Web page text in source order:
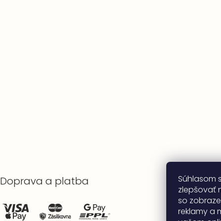
Súhlasom
zlepšovať
so
reklamy a
Doprava a platba